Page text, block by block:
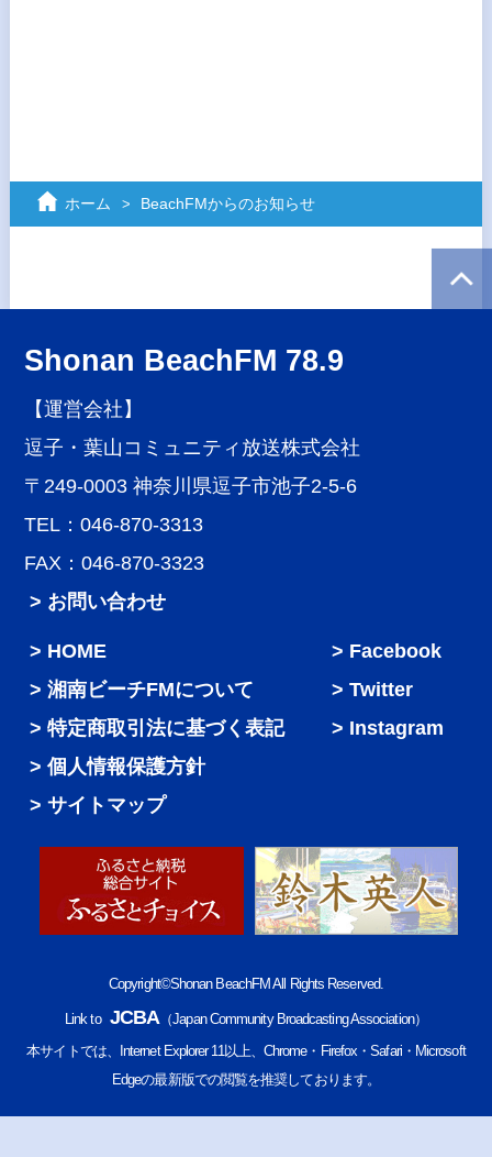
ホーム BeachFMからのお知らせ
Shonan BeachFM 78.9
【運営会社】
逗子・葉山コミュニティ放送株式会社
〒249-0003 神奈川県逗子市池子2-5-6
TEL：046-870-3313
FAX：046-870-3323
> お問い合わせ
HOME
湘南ビーチFMについて
特定商取引法に基づく表記
個人情報保護方針
サイトマップ
Facebook
Twitter
Instagram
Copyright©Shonan BeachFM All Rights Reserved.
Link to JCBA （Japan Community Broadcasting Association）
本サイトでは、Internet Explorer 11以上、Chrome・Firefox・Safari・Microsoft
Edgeの最新版での閲覧を推奨しております。